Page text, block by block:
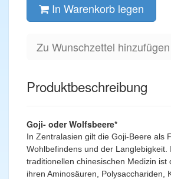
In Warenkorb legen
Zu Wunschzettel hinzufügen
Produktbeschreibung
Goji- oder Wolfsbeere*
In Zentralasien gilt die Goji-Beere als
Wohlbefindens und der Langlebigkeit.
traditionellen chinesischen Medizin ist
ihren Aminosäuren, Polysacchariden,